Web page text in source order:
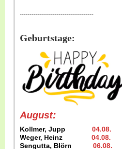
--------------------------------------
Geburtstage:
August:
Kollmer, Jupp 04.08.
Weger, Heinz 04.08.
Sengutta, Blörn 06.08.